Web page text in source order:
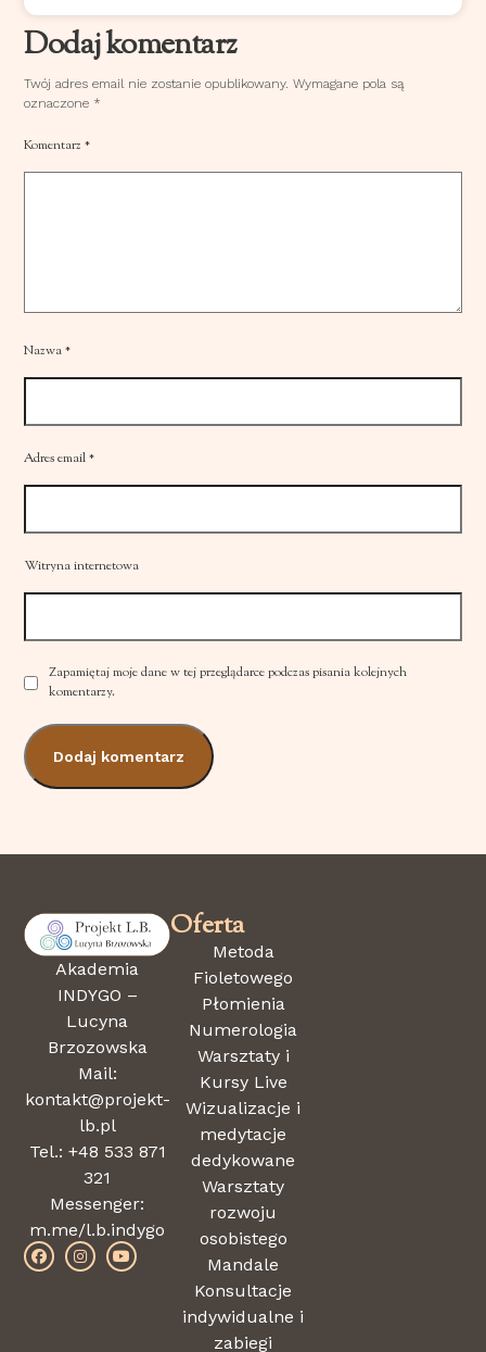
Dodaj komentarz
Twój adres email nie zostanie opublikowany. Wymagane pola są
oznaczone *
Komentarz*
Nazwa*
Adres email*
Witryna internetowa
Zapamiętaj moje dane w tej przeglądarce podczas pisania kolejnych
komentarzy.
Akademia
INDYGO –
Lucyna
Brzozowska
Mail:
kontakt@projekt-
lb.pl
Tel.: +48 533 871
321
Messenger:
m.me/l.b.indygo
Oferta
Metoda
Fioletowego
Płomienia
Numerologia
Warsztaty i
Kursy Live
Wizualizacje i
medytacje
dedykowane
Warsztaty
rozwoju
osobistego
Mandale
Konsultacje
indywidualne i
zabiegi